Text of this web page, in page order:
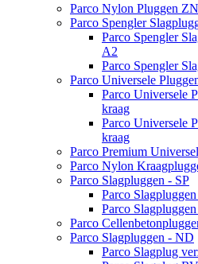
Parco Nylon Pluggen ZN
Parco Spengler
Parco Spengler
A2
Parco Spengler
Parco Universele
Parco Universele
kraag
Parco Universele
kraag
Parco Premium
Parco Nylon
Parco Slagpluggen - SP
Parco
Parco
Parco
Parco Slagpluggen - ND
Parco Slagplug